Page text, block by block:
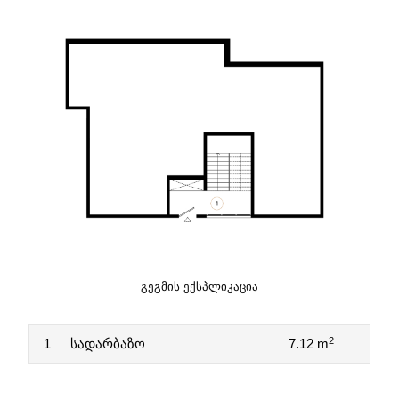
ᲒᲔᲒᲛᲘᲡ ᲔᲥᲡᲞᲚᲘᲙᲐᲪᲘᲐ
1 სადარბაზო 7.12 m2